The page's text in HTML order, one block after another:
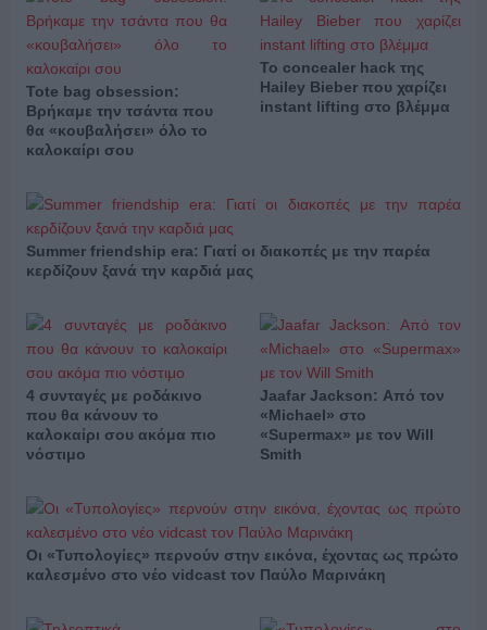
Tote bag obsession:
Βρήκαμε την τσάντα που
θα «κουβαλήσει» όλο το
καλοκαίρι σου
Το concealer hack της
Hailey Bieber που χαρίζει
instant lifting στο βλέμμα
Summer friendship era: Γιατί οι διακοπές με την παρέα
κερδίζουν ξανά την καρδιά μας
4 συνταγές με ροδάκινο
που θα κάνουν το
καλοκαίρι σου ακόμα πιο
νόστιμο
Jaafar Jackson: Από τον
«Michael» στο
«Supermax» με τον Will
Smith
Οι «Τυπολογίες» περνούν στην εικόνα, έχοντας ως πρώτο
καλεσμένο στο νέο vidcast τον Παύλο Μαρινάκη